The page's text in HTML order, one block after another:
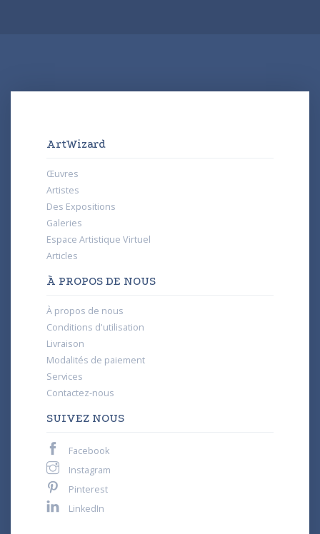
ArtWizard
Œuvres
Artistes
Des Expositions
Galeries
Espace Artistique Virtuel
Articles
À PROPOS DE NOUS
À propos de nous
Conditions d'utilisation
Livraison
Modalités de paiement
Services
Contactez-nous
SUIVEZ NOUS
Facebook
Instagram
Pinterest
LinkedIn